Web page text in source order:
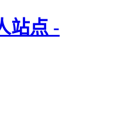
站点 -